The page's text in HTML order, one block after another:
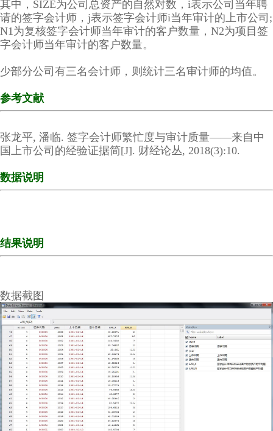
其中，SIZE为公司总资产的自然对数，i表示公司当年聘
请的签字会计师，j表示签字会计师i当年审计的上市公司;
N1为复核签字会计师当年审计的客户数量，N2为项目签
字会计师当年审计的客户数量。
少部分公司有三名会计师，则统计三名审计师的均值。
参考文献
张龙平, 潘临. 签字会计师繁忙度与审计质量——来自中
国上市公司的经验证据简[J]. 财经论丛, 2018(3):10.
数据说明
结果说明
数据截图